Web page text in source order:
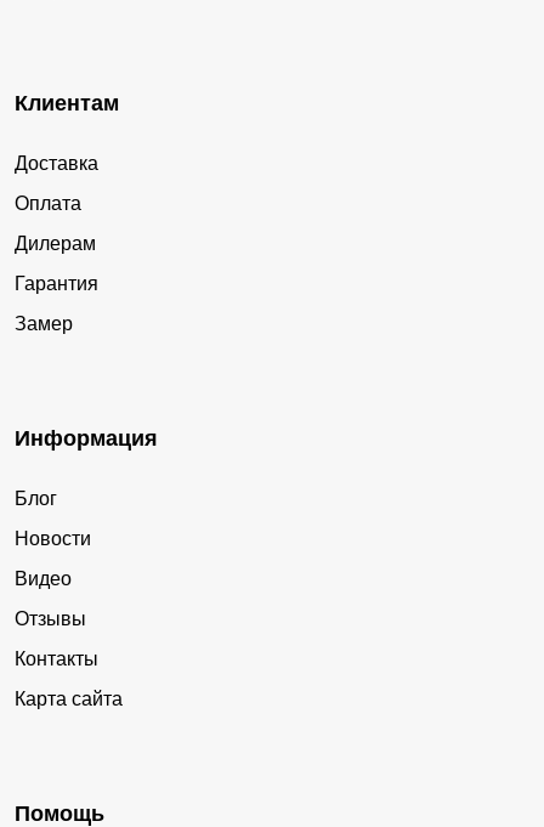
Клиентам
Доставка
Оплата
Дилерам
Гарантия
Замер
Информация
Блог
Новости
Видео
Отзывы
Контакты
Карта сайта
Помощь